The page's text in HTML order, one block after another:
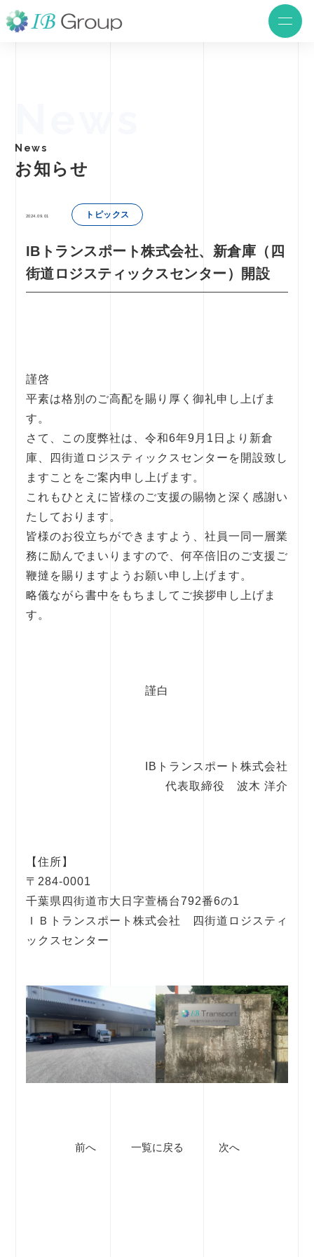
News
お知らせ
2024.09.01 トピックス
IBトランスポート株式会社、新倉庫（四
街道ロジスティックスセンター）開設
謹啓
平素は格別のご高配を賜り厚く御礼申し上げま
す。
さて、この度弊社は、令和6年9月1日より新倉
庫、四街道ロジスティックスセンターを開設致し
ますことをご案内申し上げます。
これもひとえに皆様のご支援の賜物と深く感謝い
たしております。
皆様のお役立ちができますよう、社員一同一層業
務に励んでまいりますので、何卒倍旧のご支援ご
鞭撻を賜りますようお願い申し上げます。
略儀ながら書中をもちましてご挨拶申し上げま
す。
謹白
IBトランスポート株式会社
代表取締役 波木 洋介
【住所】
〒284-0001
千葉県四街道市大日字萱橋台792番6の1
ＩＢトランスポート株式会社 四街道ロジスティ
ックスセンター
前へ 一覧に戻る 次へ